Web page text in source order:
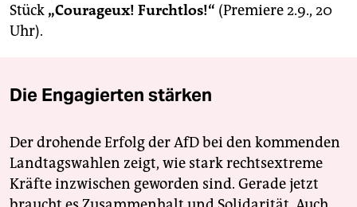
Stück „Courageux! Furchtlos!“ (Premiere 2.9., 20
Uhr).
Die Engagierten stärken
Der drohende Erfolg der AfD bei den kommenden
Landtagswahlen zeigt, wie stark rechtsextreme
Kräfte inzwischen geworden sind. Gerade jetzt